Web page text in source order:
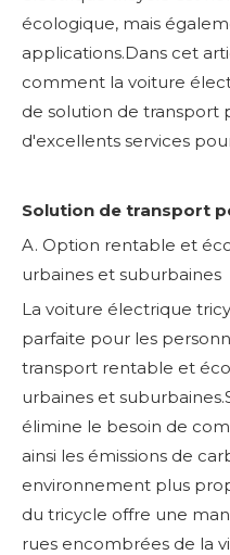
écologique, mais
applications.Dans cet
comment la voiture
de solution de transport
d'excellents services
Solution de transport
A. Option rentable et
urbaines et suburbaines
La voiture électrique
parfaite pour les
transport rentable et
urbaines et
élimine le besoin de
ainsi les émissions de
environnement plus
du tricycle offre une
rues encombrées de la